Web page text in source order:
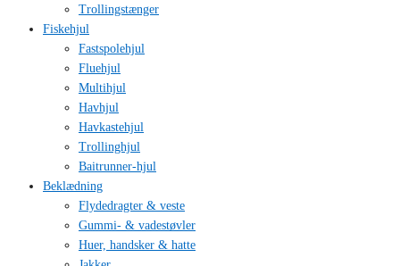
Trollingstænger
Fiskehjul
Fastspolehjul
Fluehjul
Multihjul
Havhjul
Havkastehjul
Trollinghjul
Baitrunner-hjul
Beklædning
Flydedragter & veste
Gummi- & vadestøvler
Huer, handsker & hatte